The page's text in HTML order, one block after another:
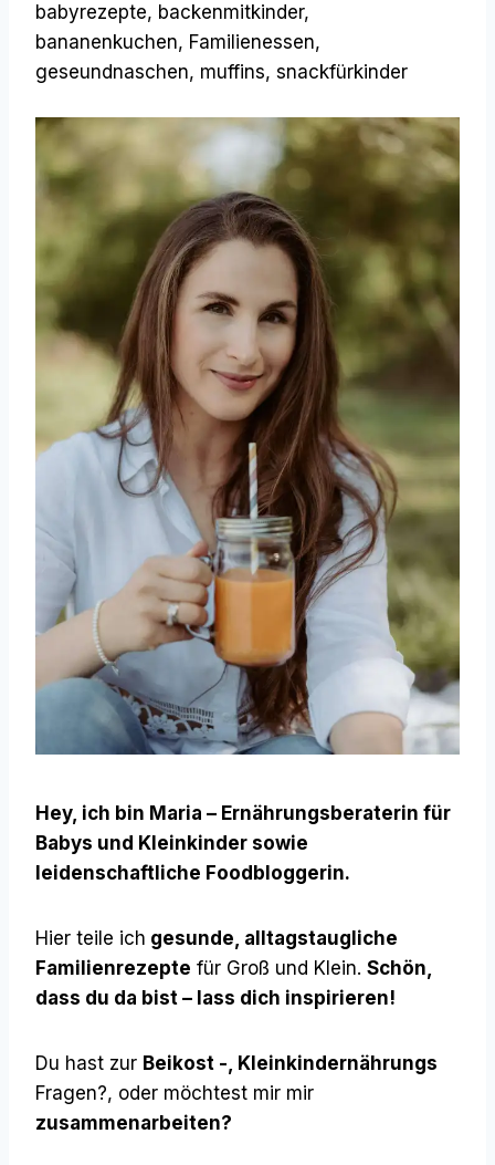
babyrezepte, backenmitkinder,
bananenkuchen, Familienessen,
geseundnaschen, muffins, snackfürkinder
Hey, ich bin Maria – Ernährungsberaterin für
Babys und Kleinkinder sowie
leidenschaftliche Foodbloggerin.
Hier teile ich gesunde, alltagstaugliche
Familienrezepte für Groß und Klein. Schön,
dass du da bist – lass dich inspirieren!
Du hast zur Beikost -, Kleinkindernährungs
Fragen?, oder möchtest mir mir
zusammenarbeiten?